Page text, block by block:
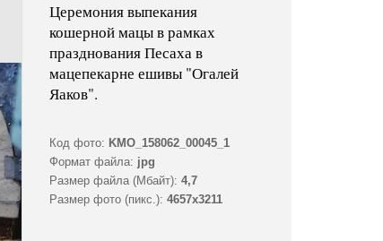
Церемония выпекания
кошерной мацы в рамках
празднования Песаха в
мацепекарне ешивы "Огалей
Яаков".
Код фото: KMO_158062_00045_1
Формат файла: jpg
Размер файла (Мбайт): 4,7
Размер фото (пикс.): 4657x3211